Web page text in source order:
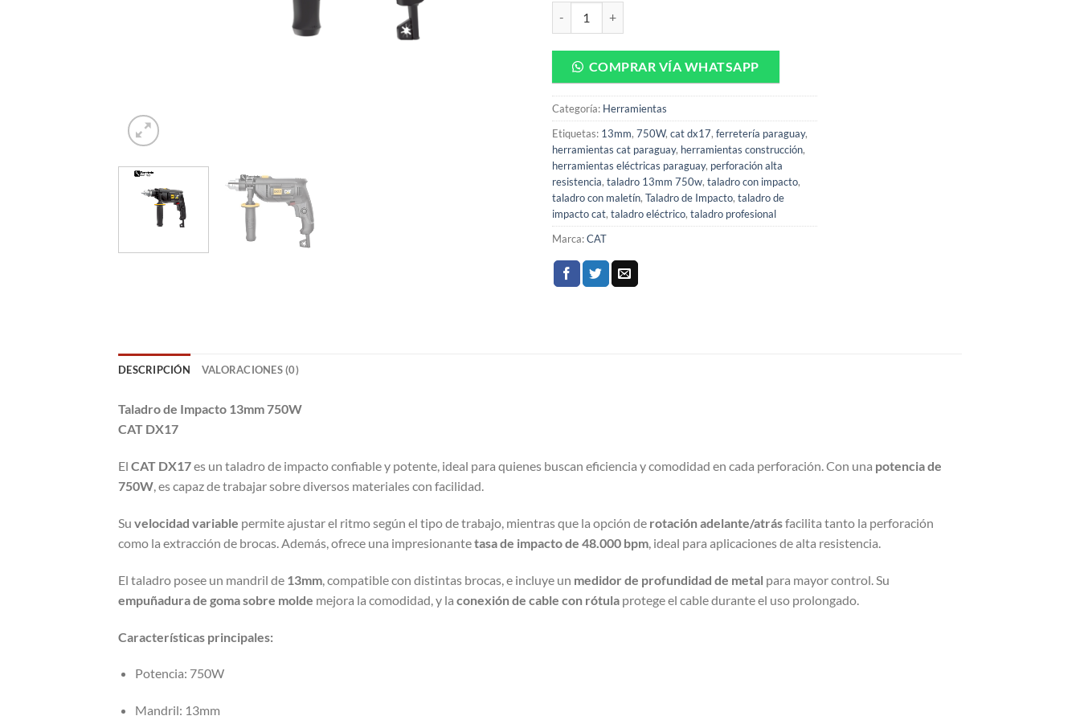
COMPRAR VÍA WHATSAPP
Categoría: Herramientas
Etiquetas: 13mm, 750W, cat dx17, ferretería paraguay,
herramientas cat paraguay, herramientas construcción,
herramientas eléctricas paraguay, perforación alta
resistencia, taladro 13mm 750w, taladro con impacto,
taladro con maletín, Taladro de Impacto, taladro de
impacto cat, taladro eléctrico, taladro profesional
Marca:CAT
DESCRIPCIÓN VALORACIONES (0)
Taladro de Impacto 13mm 750W
CAT DX17
El CAT DX17es un taladro de impacto confiable y potente, ideal para quienes buscan eficiencia y comodidad en cada perforación. Con una potencia de
750W, es capaz de trabajar sobre diversos materiales con facilidad.
Su velocidad variable permite ajustar el ritmo según el tipo de trabajo, mientras que la opción de rotación adelante/atrásfacilita tanto la perforación
como la extracción de brocas. Además, ofrece una impresionantetasa de impacto de 48.000 bpm, ideal para aplicaciones de alta resistencia.
El taladro posee un mandril de 13mm, compatible con distintas brocas, e incluye un medidor de profundidad de metal para mayor control. Su
empuñadura de goma sobre molde mejora la comodidad, y la conexión de cable con rótula protege el cable durante el uso prolongado.
Características principales:
Potencia: 750W
Mandril: 13mm